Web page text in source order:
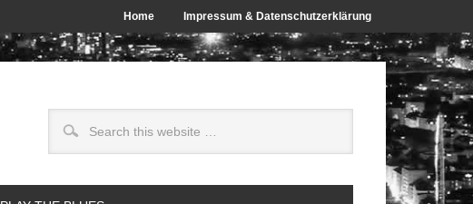
Home Impressum & Datenschutzerklärung